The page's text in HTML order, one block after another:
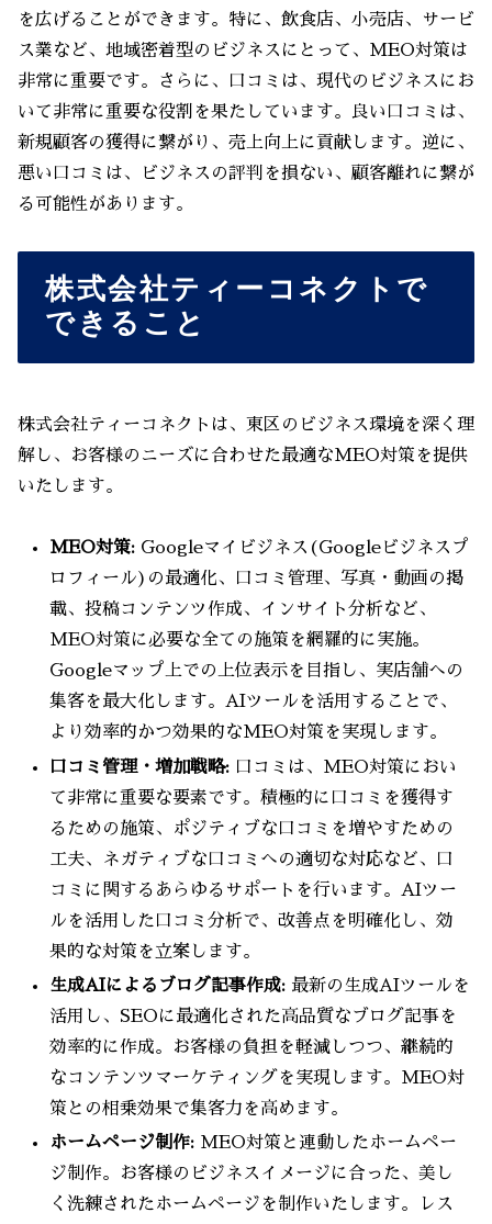
を広げることができます。特に、飲食店、小売店、サービ
ス業など、地域密着型のビジネスにとって、MEO対策は
非常に重要です。さらに、口コミは、現代のビジネスにお
いて非常に重要な役割を果たしています。良い口コミは、
新規顧客の獲得に繋がり、売上向上に貢献します。逆に、
悪い口コミは、ビジネスの評判を損ない、顧客離れに繋が
る可能性があります。
株式会社ティーコネクトで
できること
株式会社ティーコネクトは、東区のビジネス環境を深く理
解し、お客様のニーズに合わせた最適なMEO対策を提供
いたします。
MEO対策: Googleマイビジネス(Googleビジネスプ
ロフィール)の最適化、口コミ管理、写真・動画の掲
載、投稿コンテンツ作成、インサイト分析など、
MEO対策に必要な全ての施策を網羅的に実施。
Googleマップ上での上位表示を目指し、実店舗への
集客を最大化します。AIツールを活用することで、
より効率的かつ効果的なMEO対策を実現します。
口コミ管理・増加戦略: 口コミは、MEO対策におい
て非常に重要な要素です。積極的に口コミを獲得す
るための施策、ポジティブな口コミを増やすための
工夫、ネガティブな口コミへの適切な対応など、口
コミに関するあらゆるサポートを行います。AIツー
ルを活用した口コミ分析で、改善点を明確化し、効
果的な対策を立案します。
生成AIによるブログ記事作成: 最新の生成AIツールを
活用し、SEOに最適化された高品質なブログ記事を
効率的に作成。お客様の負担を軽減しつつ、継続的
なコンテンツマーケティングを実現します。MEO対
策との相乗効果で集客力を高めます。
ホームページ制作: MEO対策と連動したホームペー
ジ制作。お客様のビジネスイメージに合った、美し
く洗練されたホームページを制作いたします。レス